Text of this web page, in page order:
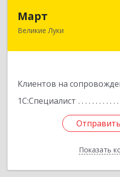
Март
Великие Луки
Клиентов на
1С:Специалист
Показать
182113,